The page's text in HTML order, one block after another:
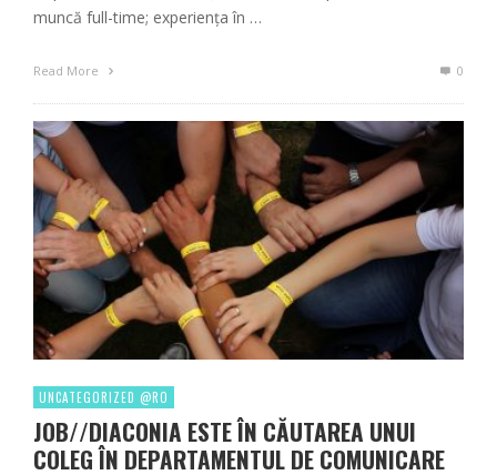
muncă full-time; experiența în …
Read More 0
UNCATEGORIZED @RO
JOB//DIACONIA ESTE ÎN CĂUTAREA UNUI
COLEG ÎN DEPARTAMENTUL DE COMUNICARE